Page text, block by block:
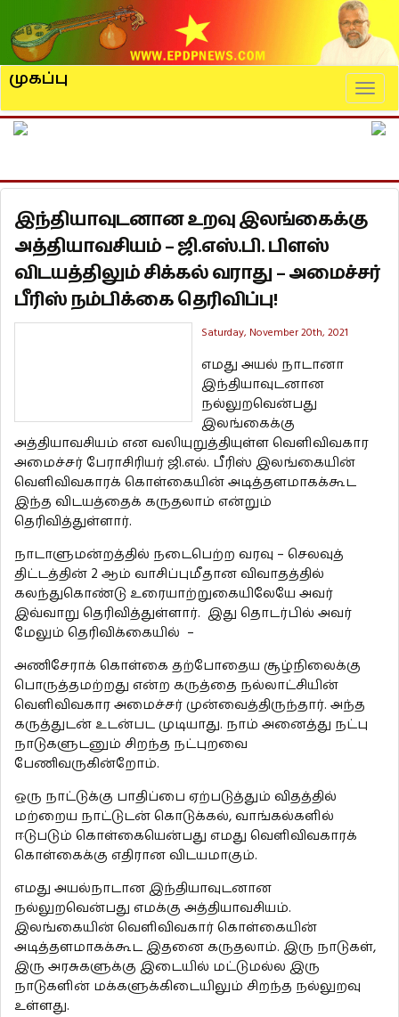
முகப்பு
இந்தியாவுடனான உறவு இலங்கைக்கு
அத்தியாவசியம் – ஜி.எஸ்.பி. பிளஸ்
விடயத்திலும் சிக்கல் வராது – அமைச்சர்
பீரிஸ் நம்பிக்கை தெரிவிப்பு!
Saturday, November 20th, 2021
எமது அயல் நாடானா
இந்தியாவுடனான
நல்லுறவென்பது
இலங்கைக்கு
அத்தியாவசியம் என வலியுறுத்தியுள்ள வெளிவிவகார
அமைச்சர் பேராசிரியர் ஜி.எல். பீரிஸ் இலங்கையின்
வெளிவிவகாரக் கொள்கையின் அடித்தளமாகக்கூட
இந்த விடயத்தைக் கருதலாம் என்றும்
தெரிவித்துள்ளார்.
நாடாளுமன்றத்தில் நடைபெற்ற வரவு – செலவுத்
திட்டத்தின் 2 ஆம் வாசிப்புமீதான விவாதத்தில்
கலந்துகொண்டு உரையாற்றுகையிலேயே அவர்
இவ்வாறு தெரிவித்துள்ளார். இது தொடர்பில் அவர்
மேலும் தெரிவிக்கையில் –
அணிசேராக் கொள்கை தற்போதைய சூழ்நிலைக்கு
பொருத்தமற்றது என்ற கருத்தை நல்லாட்சியின்
வெளிவிவகார அமைச்சர் முன்வைத்திருந்தார். அந்த
கருத்துடன் உடன்பட முடியாது. நாம் அனைத்து நட்பு
நாடுகளுடனும் சிறந்த நட்புறவை
பேணிவருகின்றோம்.
ஒரு நாட்டுக்கு பாதிப்பை ஏற்படுத்தும் விதத்தில்
மற்றைய நாட்டுடன் கொடுக்கல், வாங்கல்களில்
ஈடுபடும் கொள்கையென்பது எமது வெளிவிவகாரக்
கொள்கைக்கு எதிரான விடயமாகும்.
எமது அயல்நாடான இந்தியாவுடனான
நல்லுறவென்பது எமக்கு அத்தியாவசியம்.
இலங்கையின் வெளிவிவகார் கொள்கையின்
அடித்தளமாகக்கூட இதனை கருதலாம். இரு நாடுகள்,
இரு அரசுகளுக்கு இடையில் மட்டுமல்ல இரு
நாடுகளின் மக்களுக்கிடையிலும் சிறந்த நல்லுறவு
உள்ளது.